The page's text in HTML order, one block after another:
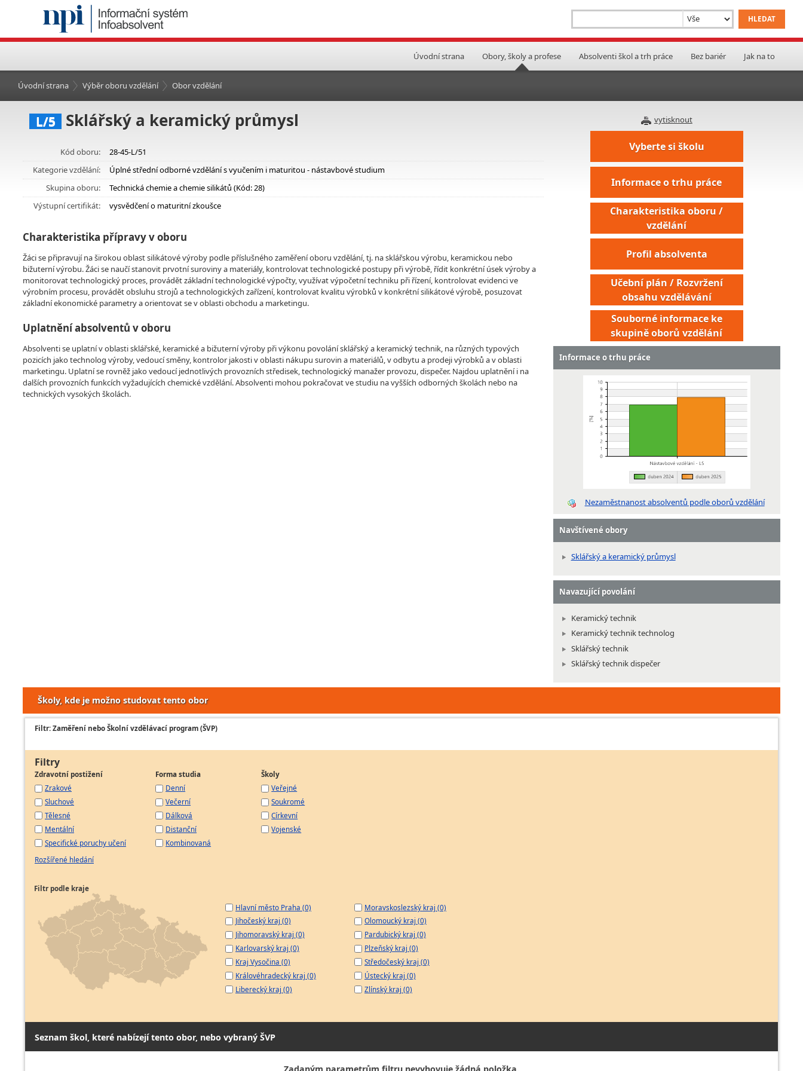
Úvodní strana Obory, školy a profese Absolventi škol a trh práce Bez bariér Jak na to
Úvodní strana Výběr oboru vzdělání Obor vzdělání
vytisknout
L/5 Sklářský a keramický průmysl
Kód oboru:
28-45-L/51
Kategorie vzdělání:
Úplné střední odborné vzdělání s vyučením i maturitou - nástavbové studium
Skupina oboru:
Technická chemie a chemie silikátů (Kód: 28)
Výstupní certifikát:
vysvědčení o maturitní zkoušce
Charakteristika přípravy v oboru
Žáci se připravují na širokou oblast silikátové výroby podle příslušného zaměření oboru vzdělání, tj. na sklářskou výrobu, keramickou nebo
bižuterní výrobu. Žáci se naučí stanovit prvotní suroviny a materiály, kontrolovat technologické postupy při výrobě, řídit konkrétní úsek výroby a
monitorovat technologický proces, provádět základní technologické výpočty, využívat výpočetní techniku při řízení, kontrolovat evidenci ve
výrobním procesu, provádět obsluhu strojů a technologických zařízení, kontrolovat kvalitu výrobků v konkrétní silikátové výrobě, posuzovat
základní ekonomické parametry a orientovat se v oblasti obchodu a marketingu.
Uplatnění absolventů v oboru
Absolventi se uplatní v oblasti sklářské, keramické a bižuterní výroby při výkonu povolání sklářský a keramický technik, na různých typových
pozicích jako technolog výroby, vedoucí směny, kontrolor jakosti v oblasti nákupu surovin a materiálů, v odbytu a prodeji výrobků a v oblasti
marketingu. Uplatní se rovněž jako vedoucí jednotlivých provozních středisek, technologický manažer provozu, dispečer. Najdou uplatnění i na
dalších provozních funkcích vyžadujících chemické vzdělání. Absolventi mohou pokračovat ve studiu na vyšších odborných školách nebo na
technických vysokých školách.
Vyberte si školu
Informace o trhu práce
Charakteristika oboru /
vzdělání
Profil absolventa
Učební plán / Rozvržení
obsahu vzdělávání
Souborné informace ke
skupině oborů vzdělání
Informace o trhu práce
Nezaměstnanost absolventů podle oborů vzdělání
Navštívené obory
Sklářský a keramický průmysl
Navazující povolání
Keramický technik
Keramický technik technolog
Sklářský technik
Sklářský technik dispečer
Školy, kde je možno studovat tento obor
Filtr: Zaměření nebo Školní vzdělávací program (ŠVP)
Filtry
Zdravotní postižení
Zrakové
Sluchové
Tělesné
Mentální
Specifické poruchy učení
Forma studia
Denní
Večerní
Dálková
Distanční
Kombinovaná
Školy
Veřejné
Soukromé
Církevní
Vojenské
Rozšířené hledání
Filtr podle kraje
Hlavní město Praha (0)
Jihočeský kraj (0)
Jihomoravský kraj (0)
Karlovarský kraj (0)
Kraj Vysočina (0)
Královéhradecký kraj (0)
Liberecký kraj (0)
Moravskoslezský kraj (0)
Olomoucký kraj (0)
Pardubický kraj (0)
Plzeňský kraj (0)
Středočeský kraj (0)
Ústecký kraj (0)
Zlínský kraj (0)
Seznam škol, které nabízejí tento obor, nebo vybraný ŠVP